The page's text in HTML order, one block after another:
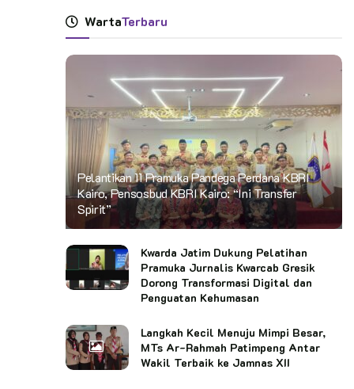
WartaTerbaru
Pelantikan 11 Pramuka Pandega Perdana KBRI
Kairo, Pensosbud KBRI Kairo: “Ini Transfer
Spirit”
Kwarda Jatim Dukung Pelatihan
Pramuka Jurnalis Kwarcab Gresik
Dorong Transformasi Digital dan
Penguatan Kehumasan
Langkah Kecil Menuju Mimpi Besar,
MTs Ar-Rahmah Patimpeng Antar
Wakil Terbaik ke Jamnas XII